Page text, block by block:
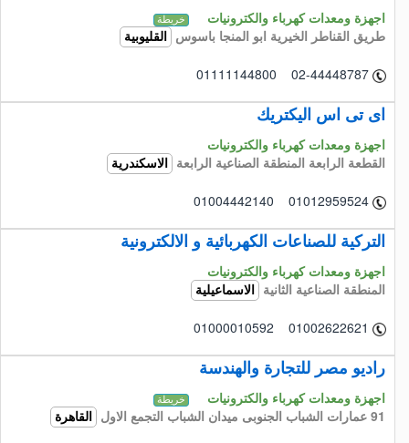
اجهزة ومعدات كهرباء والكترونيات خريطة
طريق القناطر الخيرية ابو المنجا باسوس القليوبية
01111144800 02-44448787
اى تى اس اليكتريك
اجهزة ومعدات كهرباء والكترونيات
القطعة الرابعة المنطقة الصناعية الرابعة
الاسكندرية
01004442140 01012959524
التركية للصناعات الكهربائية و الالكترونية
اجهزة ومعدات كهرباء والكترونيات
المنطقة الصناعية الثانية
الاسماعيلية
01000010592 01002622621
راديو مصر للتجارة والهندسة
اجهزة ومعدات كهرباء والكترونيات خريطة
91 عمارات الشباب الجنوبى ميدان الشباب التجمع الاول القاهرة